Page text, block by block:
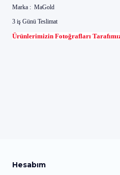
Marka : MaGold
3 iş Günü Teslimat
Ürünlerimizin Fotoğrafları
Hesabım